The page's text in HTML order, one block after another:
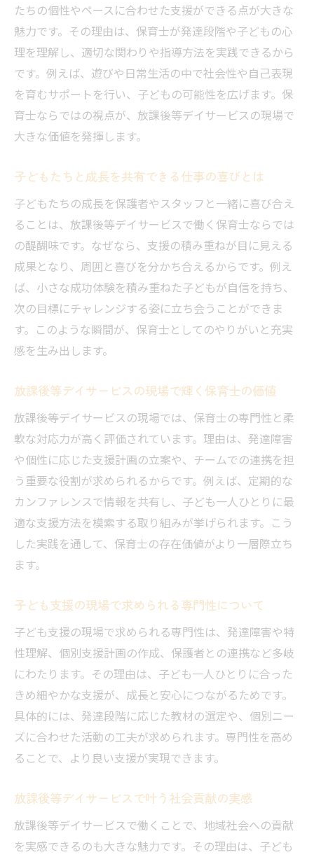
たちの個性やペースに合わせた支援ができる点が大きな
魅力です。その理由は、保育士が発達段階や子どもの心
理を理解し、適切な関わりや指導方法を実践できるから
です。例えば、遊びや日常生活の中で社会性や自己表現
を育むサポートを行い、子どもの可能性を広げます。保
育士ならではの視点が、放課後等デイサービスの現場で
大きな価値を発揮します。
子どもたちと成長を共有できる仕事の喜びとは
子どもたちの成長を保護者やスタッフと一緒に喜び合え
ることは、放課後等デイサービスで働く保育士ならでは
の醍醐味です。なぜなら、支援の積み重ねが目に見える
成果となり、周囲と喜びを分かち合えるからです。例え
ば、小さな成功体験を積み重ねた子どもが自信を持ち、
次の目標にチャレンジする姿に立ち会うことができま
す。このような瞬間が、保育士としてのやりがいと充実
感を生み出します。
放課後等デイサービスの現場で輝く保育士の価値
放課後等デイサービスの現場では、保育士の専門性と柔
軟な対応力が高く評価されています。理由は、発達障害
や個性に応じた支援計画の立案や、チームでの連携を担
う重要な役割が求められるからです。例えば、定期的な
カンファレンスで情報を共有し、子ども一人ひとりに最
適な支援方法を模索する取り組みが挙げられます。こう
した実践を通して、保育士の存在価値がより一層際立ち
ます。
子ども支援の現場で求められる専門性について
子ども支援の現場で求められる専門性は、発達障害や特
性理解、個別支援計画の作成、保護者との連携など多岐
にわたります。その理由は、子ども一人ひとりに合った
きめ細やかな支援が、成長と安心につながるためです。
具体的には、発達段階に応じた教材の選定や、個別ニー
ズに合わせた活動の工夫が求められます。専門性を高め
ることで、より良い支援が実現できます。
放課後等デイサービスで叶う社会貢献の実感
放課後等デイサービスで働くことで、地域社会への貢献
を実感できるのも大きな魅力です。その理由は、子ども